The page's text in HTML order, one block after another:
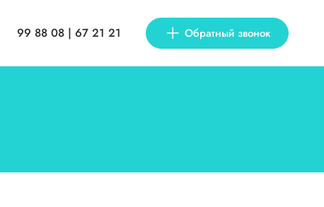
99 88 08 | 67 21 21 Обратный звонок